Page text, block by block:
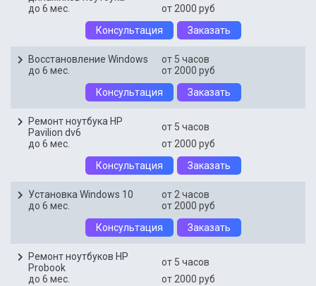
до 6 мес.
от 2000 руб
Консультация
Заказать
Восстановление Windows
от 5 часов
до 6 мес.
от 2000 руб
Консультация
Заказать
Ремонт ноутбука HP
Pavilion dv6
от 5 часов
до 6 мес.
от 2000 руб
Консультация
Заказать
Установка Windows 10
от 2 часов
до 6 мес.
от 2000 руб
Консультация
Заказать
Ремонт ноутбуков HP
Probook
от 5 часов
до 6 мес.
от 2000 руб